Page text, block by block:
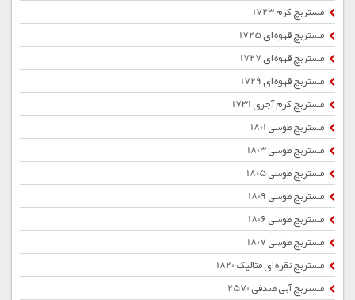
مستربچ کرم 1723
مستربچ قهوه ای 1725
مستربچ قهوه ای 1727
مستربچ قهوه ای 1729
مستربچ کرم آجری 1731
مستربچ طوسی 1801
مستربچ طوسی 1803
مستربچ طوسی 1805
مستربچ طوسی 1809
مستربچ طوسی 1806
مستربچ طوسی 1807
مستربچ نقره ای متالیک 1820
مستربچ آبی صدفی 2570